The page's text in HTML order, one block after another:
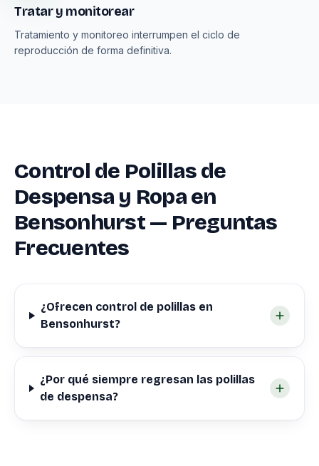
Tratar y monitorear
Tratamiento y monitoreo interrumpen el ciclo de
reproducción de forma definitiva.
Control de Polillas de
Despensa y Ropa en
Bensonhurst — Preguntas
Frecuentes
¿Ofrecen control de polillas en
Bensonhurst?
¿Por qué siempre regresan las polillas
de despensa?